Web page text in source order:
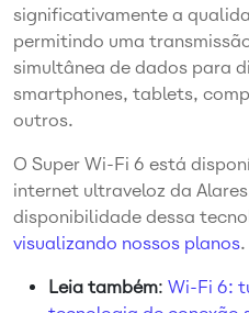
significativamente a
permitindo uma
simultânea de dados para
smartphones, tablets,
outros.
O Super Wi-Fi 6 está
internet ultraveloz da
disponibilidade dessa
visualizando nossos planos.
Leia também: Wi-Fi 6: